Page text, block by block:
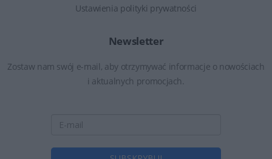
Ustawienia polityki prywatności
Newsletter
Zostaw nam swój e-mail, aby otrzymywać informacje o nowościach
i aktualnych promocjach.